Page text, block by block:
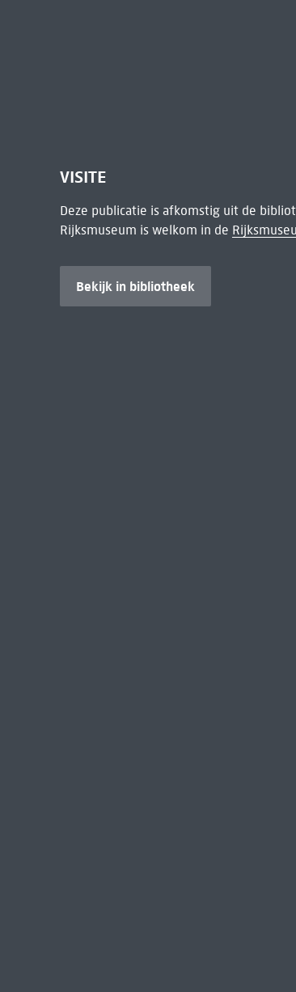
VISITE
Deze publicatie is afkomstig uit de
Rijksmuseum is welkom in de
Bekijk in bibliotheek